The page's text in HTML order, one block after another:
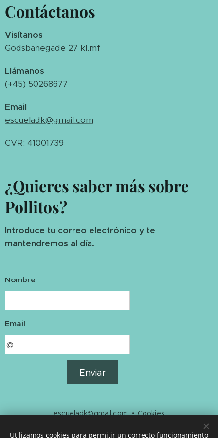
Contáctanos
Visítanos
Godsbanegade 27 kl.mf
Llámanos
(+45) 50268677
Email
escueladk@gmail.com
CVR: 41001739
¿Quieres saber más sobre
Pollitos?
Introduce tu correo electrónico y te
mantendremos al día.
Nombre
Email
Enviar
escueladk@gmail.com Cookies
Idiomas
Utilizamos cookies para permitir un correcto funcionamiento